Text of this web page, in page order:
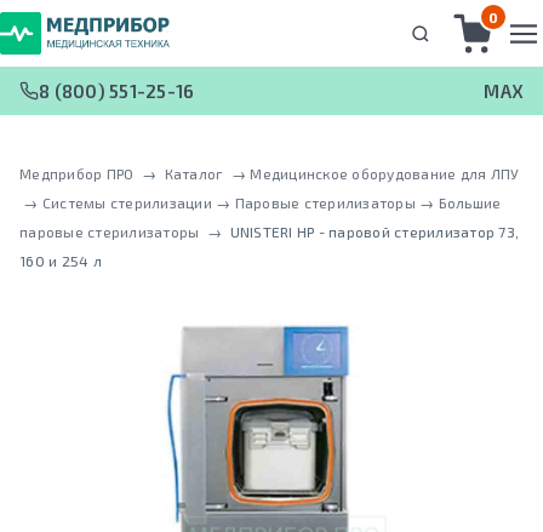
0
8 (800) 551-25-16 MAX
Медприбор ПРО → Каталог → Медицинское оборудование для ЛПУ
→ Системы стерилизации → Паровые стерилизаторы → Большие
паровые стерилизаторы
→
UNISTERI HP - паровой стерилизатор 73,
160 и 254 л